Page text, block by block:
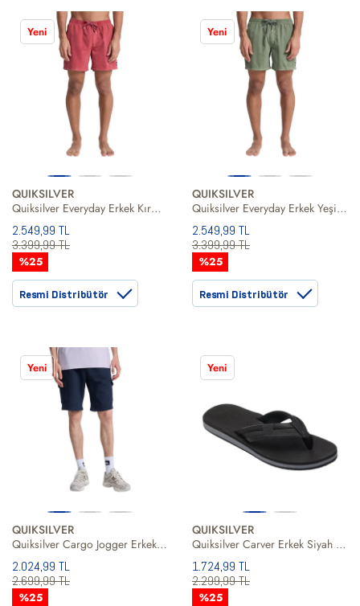
Yeni
QUIKSILVER
Quiksilver Everyday Erkek Kırmızı Volley Short
2.549,99 TL
3.399,99 TL
%25
Resmi Distribütör
Yeni
QUIKSILVER
Quiksilver Everyday Erkek Yeşil Volley Short
2.549,99 TL
3.399,99 TL
%25
Resmi Distribütör
Yeni
QUIKSILVER
Quiksilver Cargo Jogger Erkek Şort
2.024,99 TL
2.699,99 TL
%25
Yeni
QUIKSILVER
Quiksilver Carver Erkek Siyah Terlik
1.724,99 TL
2.299,99 TL
%25